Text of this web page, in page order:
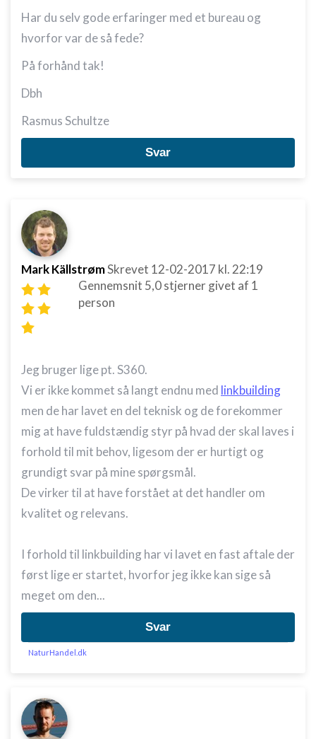
Har du selv gode erfaringer med et bureau og
hvorfor var de så fede?
På forhånd tak!
Dbh
Rasmus Schultze
Svar
Mark KällstrømSkrevet 12-02-2017 kl. 22:19
Gennemsnit 5,0stjerner givet af 1
person
Jeg bruger lige pt. S360.
Vi er ikke kommet så langt endnu med linkbuilding
men de har lavet en del teknisk og de forekommer
mig at have fuldstændig styr på hvad der skal laves i
forhold til mit behov, ligesom der er hurtigt og
grundigt svar på mine spørgsmål.
De virker til at have forstået at det handler om
kvalitet og relevans.
I forhold til linkbuilding har vi lavet en fast aftale der
først lige er startet, hvorfor jeg ikke kan sige så
meget om den...
Svar
NaturHandel.dk